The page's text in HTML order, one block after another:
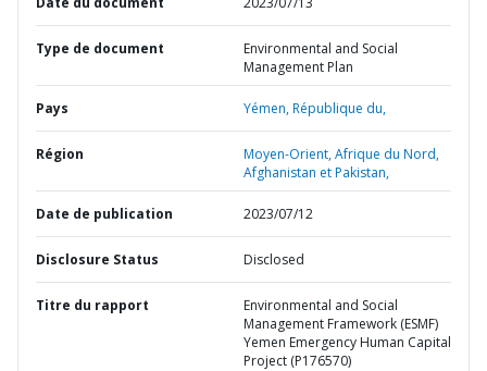
Type de document
Environmental and Social
Management Plan
Pays Yémen,République du,
Région
Moyen-Orient, Afrique du Nord,
Afghanistan et Pakistan,
Date de publication 2023/07/12
Disclosure Status Disclosed
Titre du rapport
Environmental and Social
Management Framework (ESMF)
Yemen Emergency Human Capital
Project (P176570)